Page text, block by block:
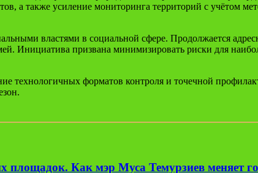
а также усиление мониторинга территорий с учётом
властями в социальной сфере. Продолжается
призвана минимизировать риски для
технологичных форматов контроля и точечной
площадок. Как мэр Муса Темурзиев меняет